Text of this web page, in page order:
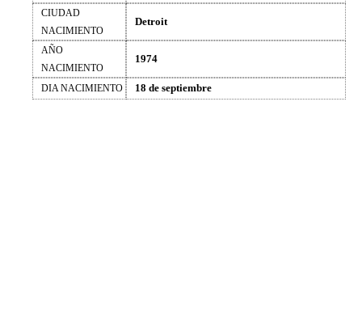
CIUDAD
NACIMIENTO
Detroit
AÑO
NACIMIENTO
1974
DIA NACIMIENTO 18 de septiembre